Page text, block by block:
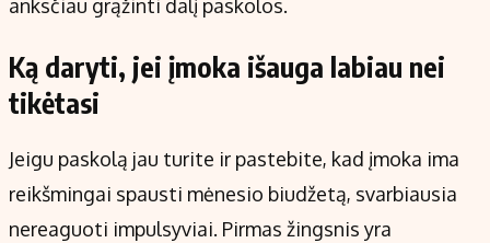
anksčiau grąžinti dalį paskolos.
Ką daryti, jei įmoka išauga labiau nei
tikėtasi
Jeigu paskolą jau turite ir pastebite, kad įmoka ima
reikšmingai spausti mėnesio biudžetą, svarbiausia
nereaguoti impulsyviai. Pirmas žingsnis yra